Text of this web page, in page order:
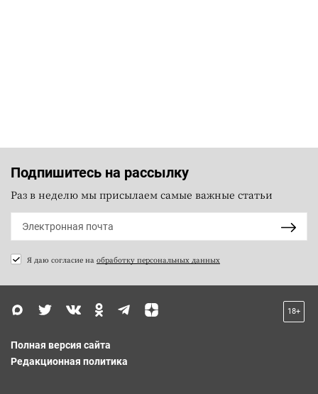
Подпишитесь на рассылку
Раз в неделю мы присылаем самые важные статьи
Я даю согласие на обработку персональных данных
18+
Полная версия сайта
Редакционная политика